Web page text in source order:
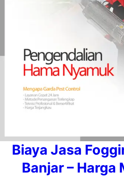
Biaya Jasa
Banjar – Harga